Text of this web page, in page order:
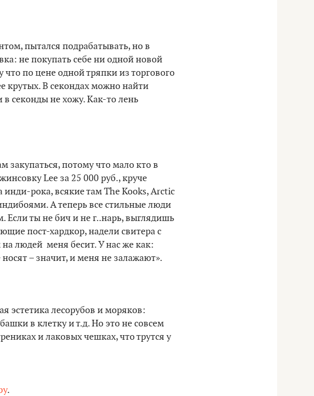
пытался подрабатывать, но в
не покупать себе ни одной новой
по цене одной тряпки из торгового
крутых. В секондах можно найти
секонды не хожу. Как-то лень
закупаться, потому что мало кто в
Lee за 25 000 руб., круче
рока, всякие там The Kooks, Arctic
А теперь все стильные люди
Если ты не бич и не г..нарь, выглядишь
пост-хардкор, надели свитера с
людей меня бесит. У нас же как:
– значит, и меня не залажают».
эстетика лесорубов и моряков:
в клетку и т.д. Но это не совсем
и лаковых чешках, что трутся у
.